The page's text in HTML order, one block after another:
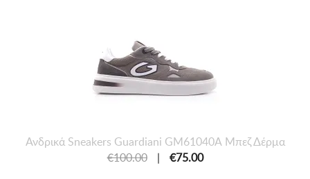
Ανδρικά Sneakers Guardiani GM61040Α Μπεζ Δέρμα
€100.00
| €75.00